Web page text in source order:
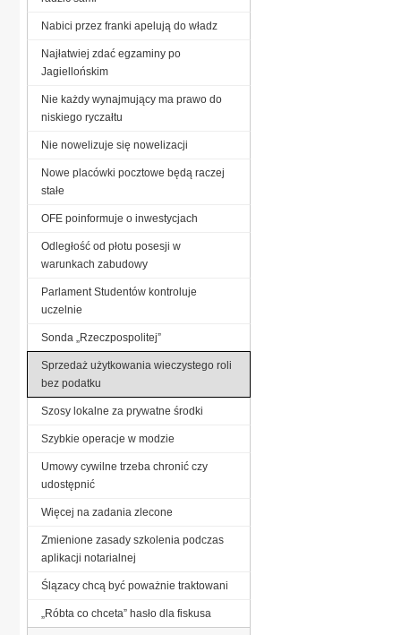
Nabici przez franki apelują do władz
Najłatwiej zdać egzaminy po
Jagiellońskim
Nie każdy wynajmujący ma prawo do
niskiego ryczałtu
Nie nowelizuje się nowelizacji
Nowe placówki pocztowe będą raczej
stałe
OFE poinformuje o inwestycjach
Odległość od płotu posesji w
warunkach zabudowy
Parlament Studentów kontroluje
uczelnie
Sonda „Rzeczpospolitej”
Sprzedaż użytkowania wieczystego roli
bez podatku
Szosy lokalne za prywatne środki
Szybkie operacje w modzie
Umowy cywilne trzeba chronić czy
udostępnić
Więcej na zadania zlecone
Zmienione zasady szkolenia podczas
aplikacji notarialnej
Ślązacy chcą być poważnie traktowani
„Róbta co chceta” hasło dla fiskusa